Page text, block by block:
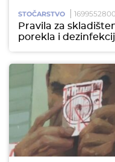
STOČARSTVO
Pravila za
porekla i